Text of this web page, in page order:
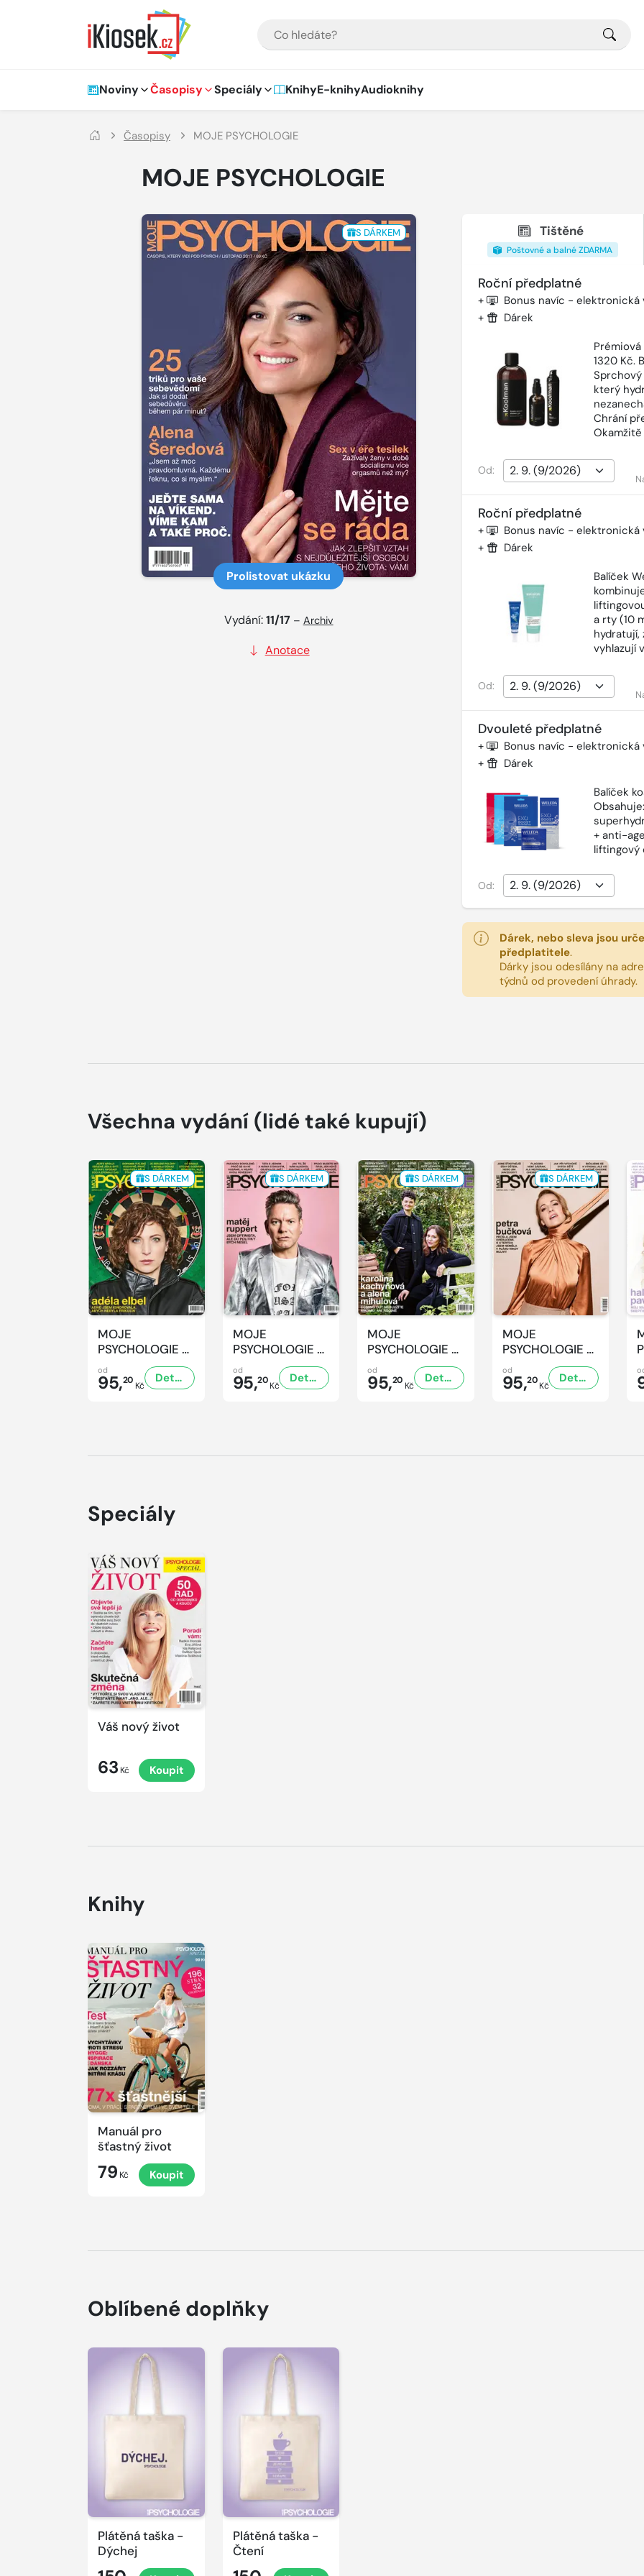
Hlavní navigace
Noviny Časopisy Speciály KnihyE-knihyAudioknihy
Časopisy MOJE PSYCHOLOGIE
MOJE PSYCHOLOGIE
S DÁRKEM
Prolistovat ukázku
Vydání:11/17 – Archiv
Anotace
Tištěné
Poštovné a balné ZDARMA
Roční předplatné
+
Bonus navíc - elektronická
+
Dárek
1320 Kč.
Sprchový
který
Chrání
Od:
Roční předplatné
+
Bonus navíc - elektronická
+
Dárek
Balíček
a rty (10
vyhlazují
Od:
Dvouleté předplatné
+
Bonus navíc - elektronická
+
Dárek
Balíček
+ anti-
liftingový
Od:
Dárek, nebo sleva jsou
předplatitele.
Dárky jsou odesílány na
týdnů od provedení úhrady.
Všechna vydání (lidé také kupují)
S DÁRKEM
MOJE
PSYCHOLOGIE -
8/2026
od
95,20 Kč
Detail
S DÁRKEM
MOJE
PSYCHOLOGIE -
7/2026
od
95,20Kč
Detail
S DÁRKEM
MOJE
PSYCHOLOGIE -
6/2026
od
95,20 Kč
Detail
S DÁRKEM
MOJE
PSYCHOLOGIE -
5/2026
od
95,20Kč
Detail
Speciály
Váš nový život
63 Kč Koupit
Knihy
Manuál pro
šťastný život
79 Kč Koupit
Oblíbené doplňky
Plátěná taška -
Dýchej
Plátěná taška -
Čtení